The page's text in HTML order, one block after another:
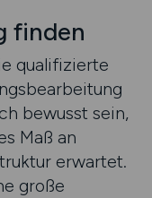
finden
qualifizierte
bewusst sein,
Maß an
erwartet.
große